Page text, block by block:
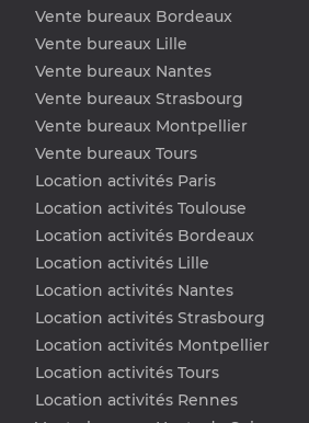
Vente bureaux Bordeaux
Vente bureaux Lille
Vente bureaux Nantes
Vente bureaux Strasbourg
Vente bureaux Montpellier
Vente bureaux Tours
Location activités Paris
Location activités Toulouse
Location activités Bordeaux
Location activités Lille
Location activités Nantes
Location activités Strasbourg
Location activités Montpellier
Location activités Tours
Location activités Rennes